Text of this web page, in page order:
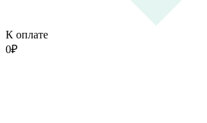
К оплате
0₽